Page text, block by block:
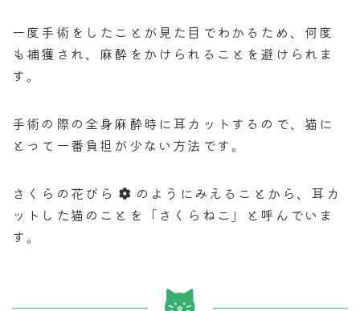
一度手術をしたことが見た目でわかるため、何度
も捕獲され、麻酔をかけられることを避けられま
す。
手術の際の全身麻酔時に耳カットするので、猫に
とって一番負担が少ない方法です。
さくらの花びら
のようにみえることから、耳カ
ットした猫のことを「さくらねこ」と呼んでいま
す。